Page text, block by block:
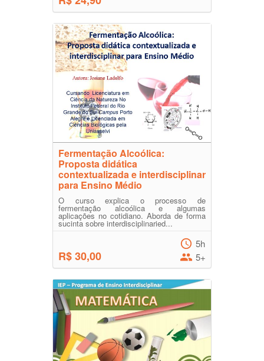
Fermentação Alcoólica:
Proposta didática
contextualizada e interdisciplinar
para Ensino Médio
O curso explica o processo de
fermentação alcoólica e algumas
aplicações no cotidiano. Aborda de forma
sucinta sobre interdisciplinaried...
R$ 30,00
5h
5+